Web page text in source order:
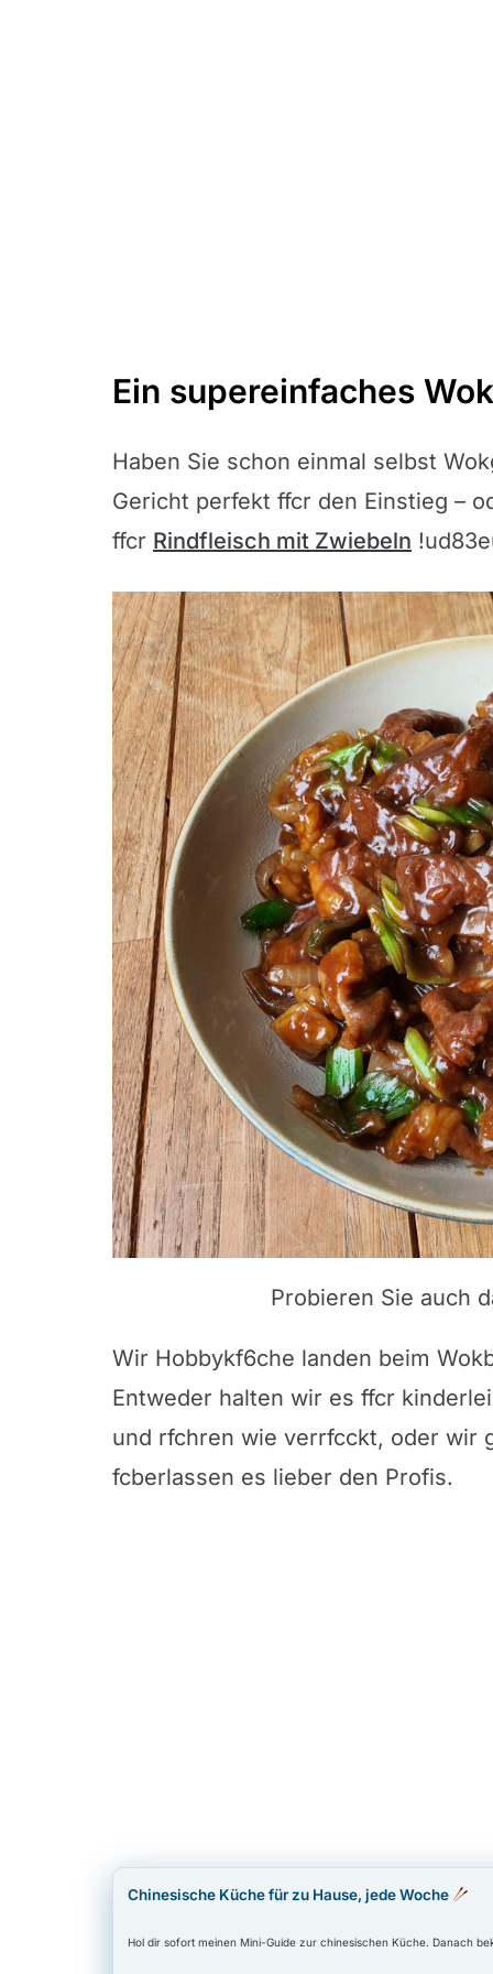
Ein supereinfaches
Haben Sie schon einmal selbst
Gericht perfekt ffcr den Einstieg –
ffcr Rindfleisch mit Zwiebeln
Probieren Sie auch
Wir Hobbykf6che landen beim
Entweder halten wir es ffcr
und rfchren wie verrfcckt, oder wir
fcberlassen es lieber den Profis.
Chinesische Küche für zu Hause, jede Woche
Hol dir sofort meinen Mini-Guide zur chinesischen Küche. Danach